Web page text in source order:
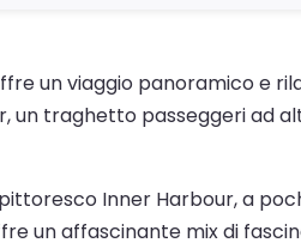
un viaggio panoramico e
traghetto passeggeri ad
Inner Harbour, a
un affascinante mix di